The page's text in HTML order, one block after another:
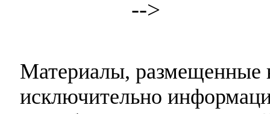
-->
Материалы, размещенные
исключительно